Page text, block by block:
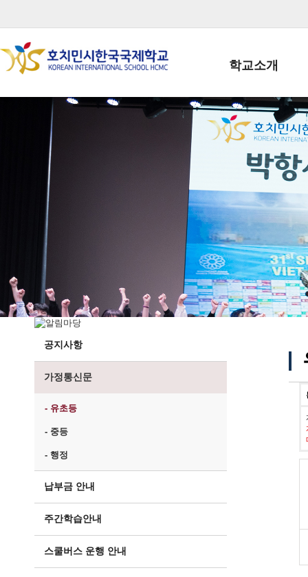
학교소개
학교장인사말
학생회장인사말
학교상징
학교 CI
교직원현황
학생현황
위치/전화
전경사진
공지사항
가정통신문
- 유초등
- 중등
- 행정
납부금 안내
주간학습안내
스쿨버스 운행 안내